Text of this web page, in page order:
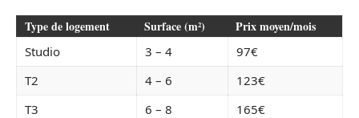
Type de logement Surface (m²) Prix moyen/mois
Studio 3 – 4
97€
T2
4 – 6
123€
T3
6 – 8
165€